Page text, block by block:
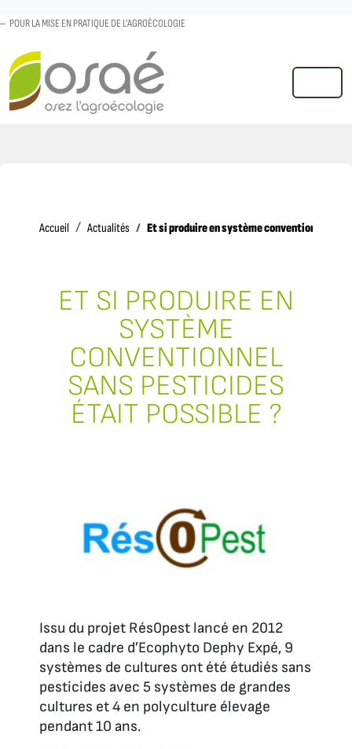
POUR LA MISE EN PRATIQUE DE L'AGROÉCOLOGIE
MENU
Accueil AccueilActualités Et si produire en système conventionnel
ET SI PRODUIRE EN
SYSTÈME
CONVENTIONNEL
SANS PESTICIDES
ÉTAIT POSSIBLE ?
Issu du projet Rés0pest lancé en 2012
dans le cadre d’Ecophyto Dephy Expé, 9
systèmes de cultures ont été étudiés sans
pesticides avec 5 systèmes de grandes
cultures et 4 en polyculture élevage
pendant 10 ans.